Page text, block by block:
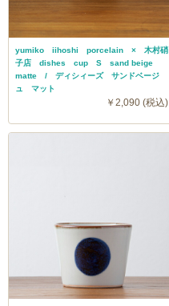
yumiko iihoshi porcelain × 木村硝
子店 dishes cup S sand beige
matte / ディシィーズ サンドベージ
ュ マット
￥2,090 (税込)